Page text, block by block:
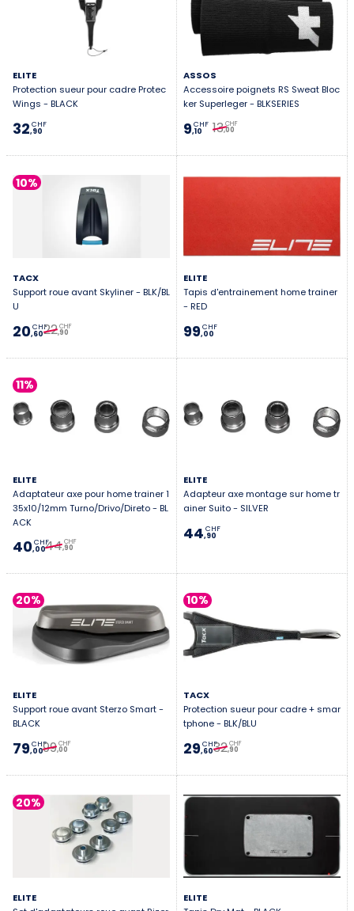
ELITE
Protection sueur pour cadre Protec
Wings - BLACK
32,90
CHF
ASSOS
Accessoire poignets RS Sweat Bloc
ker Superleger - BLKSERIES
9,10
CHF 13,00
CHF
10%
TACX
Support roue avant Skyliner - BLK/BL
U
20,60
CHF22,90
CHF
ELITE
Tapis d'entrainement home trainer
- RED
99,00
CHF
11%
ELITE
Adaptateur axe pour home trainer 1
35x10/12mm Turno/Drivo/Direto - BL
ACK
40,00
CHF44,90
CHF
ELITE
Adapteur axe montage sur home tr
ainer Suito - SILVER
44,90
CHF
20%
ELITE
Support roue avant Sterzo Smart -
BLACK
79,00
CHF99,00
CHF
10%
TACX
Protection sueur pour cadre + smar
tphone - BLK/BLU
29,60
CHF32,90
CHF
20%
ELITE
ELITE